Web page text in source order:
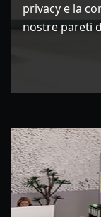
privacy e la
nostre pareti